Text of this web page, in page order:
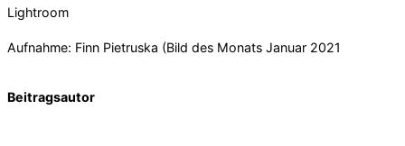
Lightroom
Aufnahme: Finn Pietruska (Bild des Monats Januar 2021
Beitragsautor